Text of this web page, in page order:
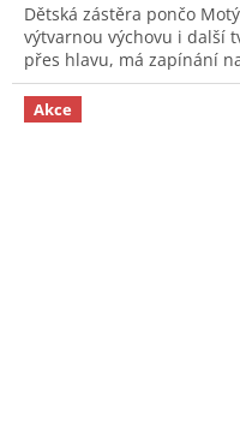
Dětská zástěra pončo
výtvarnou výchovu i další
přes hlavu, má zapínání
Akce